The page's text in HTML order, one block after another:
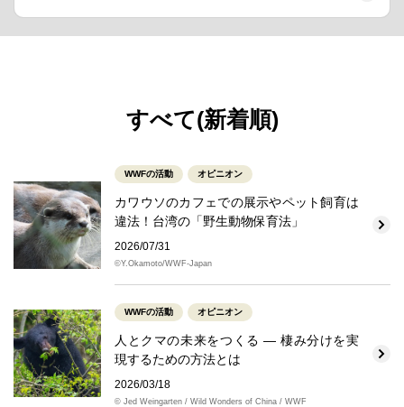
すべて(新着順)
WWFの活動 オピニオン
カワウソのカフェでの展示やペット飼育は
違法！台湾の「野生動物保育法」
2026/07/31
©Y.Okamoto/WWF-Japan
WWFの活動 オピニオン
人とクマの未来をつくる ― 棲み分けを実
現するための方法とは
2026/03/18
© Jed Weingarten / Wild Wonders of China / WWF